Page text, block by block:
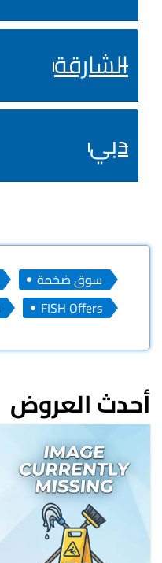
الشارقة
دبي
سوق ضخمة
FISH Offers
أحدث العروض